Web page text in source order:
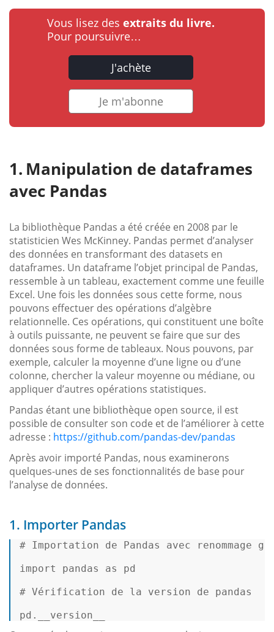
Vous lisez des extraits du livre.
Pour poursuivre…
J'achète
Je m'abonne
Manipulation de dataframes
avec Pandas
La bibliothèque Pandas a été créée en 2008 par le
statisticien Wes McKinney. Pandas permet d’analyser
des données en transformant des datasets en
dataframes. Un dataframe l’objet principal de Pandas,
ressemble à un tableau, exactement comme une feuille
Excel. Une fois les données sous cette forme, nous
pouvons effectuer des opérations d’algèbre
relationnelle. Ces opérations, qui constituent une boîte
à outils puissante, ne peuvent se faire que sur des
données sous forme de tableaux. Nous pouvons, par
exemple, calculer la moyenne d’une ligne ou d’une
colonne, chercher la valeur moyenne ou médiane, ou
appliquer d’autres opérations statistiques.
Pandas étant une bibliothèque open source, il est
possible de consulter son code et de l’améliorer à cette
adresse : https://github.com/pandas-dev/pandas
Après avoir importé Pandas, nous examinerons
quelques-unes de ses fonctionnalités de base pour
l’analyse de données.
1. Importer Pandas
# Importation de Pandas avec
import
pandas as
pd
# Vérification de la version de pandas
pd.__version__